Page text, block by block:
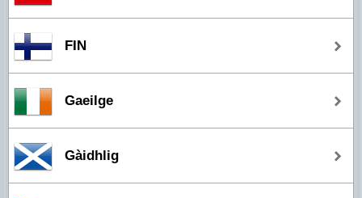
FIN
Gaeilge
Gàidhlig